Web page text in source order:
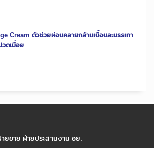
Cream ตัวช่วยผ่อนคลายกล้ามเนื้อและบรรเทา
ดเมื่อย
ขาย ฝ่ายประสานงาน อย.